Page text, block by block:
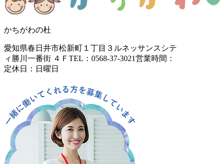
かちがわの杜
愛知県春日井市松新町１丁目３ ルネッサンスシテ
ィ勝川一番街 ４Ｆ TEL：0568-37-3021営業時間：
定休日：日曜日